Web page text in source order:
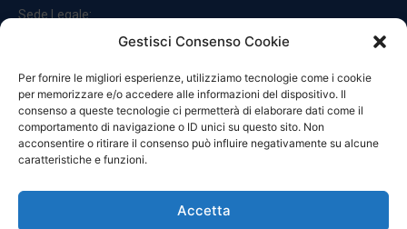
Gestisci Consenso Cookie
Per fornire le migliori esperienze, utilizziamo tecnologie come i cookie
per memorizzare e/o accedere alle informazioni del dispositivo. Il
consenso a queste tecnologie ci permetterà di elaborare dati come il
comportamento di navigazione o ID unici su questo sito. Non
acconsentire o ritirare il consenso può influire negativamente su alcune
caratteristiche e funzioni.
Accetta
Sede Legale:
Via Principe Di Udine 144
clienti@officinefvg.it
info@officinefvg.it
posta@officinefvgpec.It
ORARI